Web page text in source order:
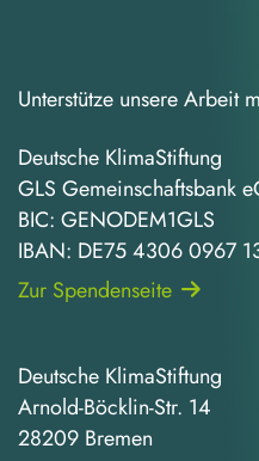
Unterstütze unsere Arbeit
Deutsche KlimaStiftung
GLS Gemeinschaftsbank
BIC: GENODEM1GLS
IBAN: DE75 4306 0967
Zur Spendenseite
Deutsche KlimaStiftung
Arnold-Böcklin-Str. 14
28209 Bremen